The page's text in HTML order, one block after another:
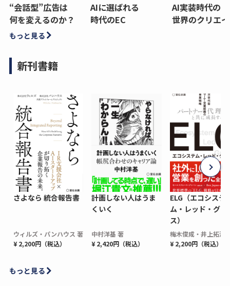
“会話型”広告は
何を変えるのか？
AIに選ばれる
時代のEC
AI実装時代の
世界のクリエ
もっと見る
新刊書籍
さよなら 統合報告書
ウィルズ・パンハウス 著
¥ 2,200円（税込）
計画しない人はうま
くいく
中村洋基 著
¥ 2,420円（税込）
ELG（エコシステ
ム・レッド・グロ
ス）
梅木俊成・井上拓海
¥ 2,200円（税込）
もっと見る